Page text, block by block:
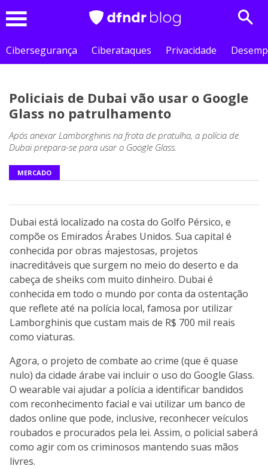
Cibersegurança
Ciberataques Privacidade
Policiais de Dubai vão usar o Google
Glass no patrulhamento
Após anexar Lamborghinis na frota de pratulha, a polícia de
Dubai prepara-se para usar o Google Glass.
MERCADO
Dubai está localizado na costa do Golfo Pérsico, e
compõe os Emirados Árabes Unidos. Sua capital é
conhecida por obras majestosas, projetos
inacreditáveis que surgem no meio do deserto e da
cabeça de sheiks com muito dinheiro. Dubai é
conhecida em todo o mundo por conta da ostentação
que reflete até na polícia local, famosa por utilizar
Lamborghinis que custam mais de R$ 700 mil reais
como viaturas.
Agora, o projeto de combate ao crime (que é quase
nulo) da cidade árabe vai incluir o uso do Google Glass.
O wearable vai ajudar a polícia a identificar bandidos
com reconhecimento facial e vai utilizar um banco de
dados online que pode, inclusive, reconhecer veículos
roubados e procurados pela lei. Assim, o policial saberá
como agir com os criminosos mantendo suas mãos
livres.